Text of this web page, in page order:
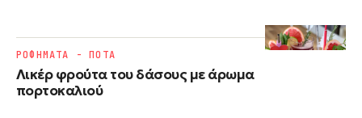
Λικέρ φρούτα του δάσους με άρωμα
πορτοκαλιού
ΡΟΦΗΜΑΤΑ - ΠΟΤΑ